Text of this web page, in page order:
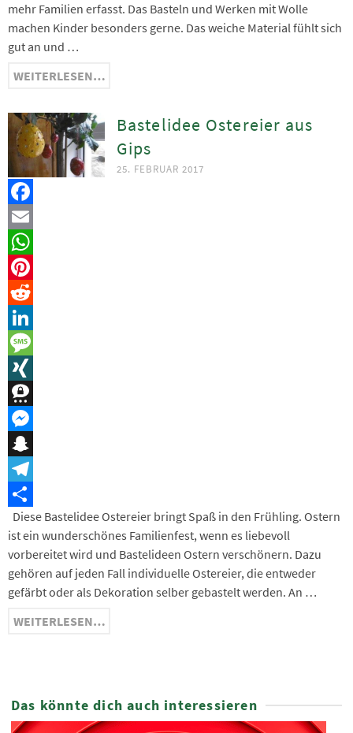
mehr Familien erfasst. Das Basteln und Werken mit Wolle
machen Kinder besonders gerne. Das weiche Material fühlt sich
gut an und …
WEITERLESEN…
Bastelidee Ostereier aus
Gips
25. FEBRUAR 2017
Facebook
Email
WhatsApp
Pinterest
Reddit
LinkedIn
Message
XING
Threema
Messenger
Snapchat
Telegram
Teilen
Diese Bastelidee Ostereier bringt Spaß in den Frühling. Ostern
ist ein wunderschönes Familienfest, wenn es liebevoll
vorbereitet wird und Bastelideen Ostern verschönern. Dazu
gehören auf jeden Fall individuelle Ostereier, die entweder
gefärbt oder als Dekoration selber gebastelt werden. An …
WEITERLESEN…
Das könnte dich auch interessieren